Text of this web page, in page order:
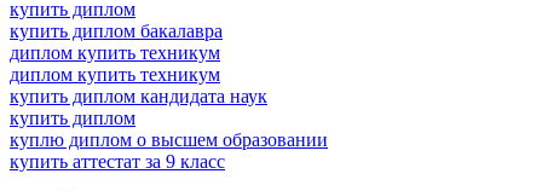
купить диплом
купить диплом бакалавра
диплом купить техникум
диплом купить техникум
купить диплом кандидата наук
купить диплом
куплю диплом о высшем образовании
купить аттестат за 9 класс